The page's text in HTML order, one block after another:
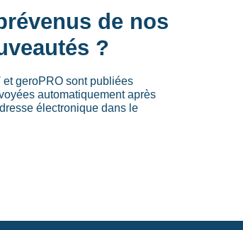
de nos
?
geroPRO sont publiées
automatiquement après
électronique dans le